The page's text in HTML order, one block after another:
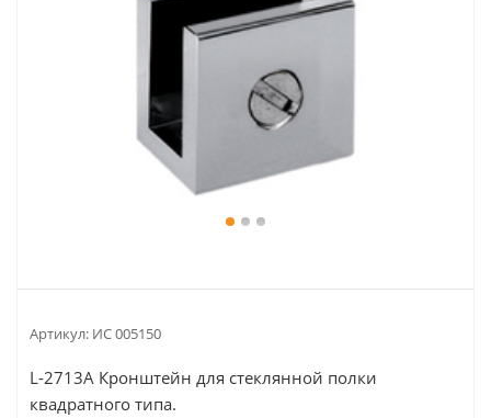
Артикул: ИС 005150
L-2713A Кронштейн для стеклянной полки
квадратного типа.